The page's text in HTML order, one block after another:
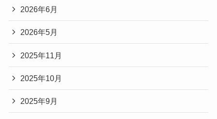
2026年6月
2026年5月
2025年11月
2025年10月
2025年9月